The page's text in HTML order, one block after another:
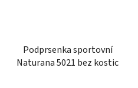
Podprsenka sportovní
Naturana 5021 bez kostic